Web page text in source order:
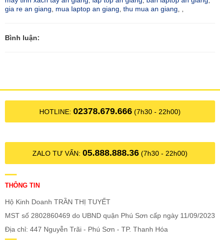
gia re an giang
mua laptop an giang thu mua an giang
Bình luận:
HOTLINE: 02378.679.666 (7h30 - 22h00)
ZALO TƯ VẤN: 05.888.888.36 (7h30 - 22h00)
THÔNG TIN
Hộ Kinh Doanh TRẦN THỊ TUYẾT
MST số 2802860469 do UBND quận Phú Sơn cấp ngày 11/09/2023
Địa chỉ: 447 Nguyễn Trãi - Phú Sơn - TP. Thanh Hóa